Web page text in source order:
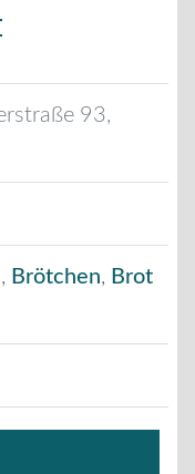
93,
, Brötchen, Brot